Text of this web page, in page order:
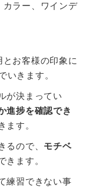
カラー、ワインデ
お客様の印象に
いきます。
が決まってい
進捗を確認でき
ます。
るので、 モチベ
きます。
練習できない事